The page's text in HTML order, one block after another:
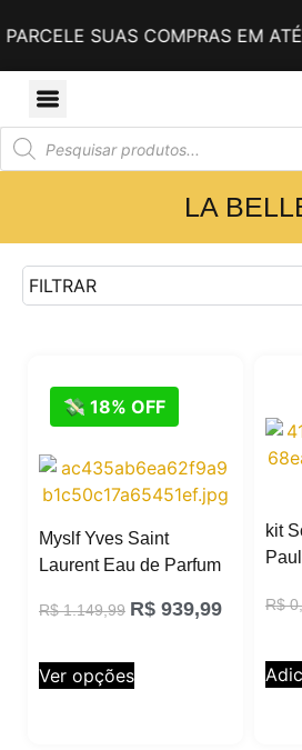
SUAS COMPRAS EM ATÉ
LA
FILTRAR
💸 18% OFF
Myslf Yves Saint
Laurent Eau de Parfum
R$1.149,99 R$ 939,99
Ver opções
kit
R$